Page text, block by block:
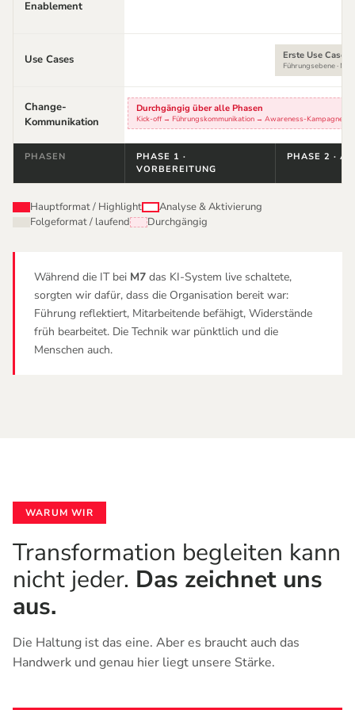
Enablement
Use Cases Erste Use Cases
Führungsebene ·
Change-
Kommunikation
Durchgängig über alle Phasen
Kick-off → Führungskommunikation → Awareness-Kampagne
PHASEN
PHASE 1 ·
VORBEREITUNG
PHASE 2 ·
Hauptformat / Highlight Analyse &Aktivierung
Folgeformat / laufend
Durchgängig
Während die IT bei M7 das KI-System live schaltete,
sorgten wir dafür, dass die Organisation bereit war:
Führung reflektiert, Mitarbeitende befähigt, Widerstände
früh bearbeitet. Die Technik war pünktlich und die
Menschen auch.
WARUM WIR
Transformation begleiten kann
nicht jeder. Das zeichnet uns
aus.
Die Haltung ist das eine. Aber es braucht auch das
Handwerk und genau hier liegt unsere Stärke.